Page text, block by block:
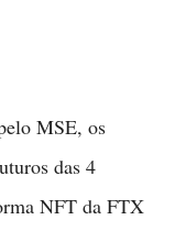
MSE, os
das 4
NFT da FTX